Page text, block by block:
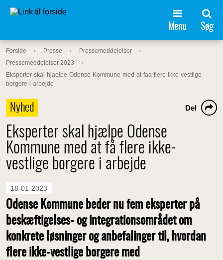
Menu Søg
Forside Presse
Pressemeddelelser
Pressemeddelelser 2023
Eksperter-skal-hjaelpe-Odense-Kommune-med-at-faa-flere-ikke-vestlige-
borgere-i-arbejde
Nyhed
Eksperter skal hjælpe Odense
Kommune med at få flere ikke-
vestlige borgere i arbejde
Del
18-01-2023
Odense Kommune beder nu fem eksperter på
beskæftigelses- og integrationsområdet om
konkrete løsninger og anbefalinger til, hvordan
flere ikke-vestlige borgere med